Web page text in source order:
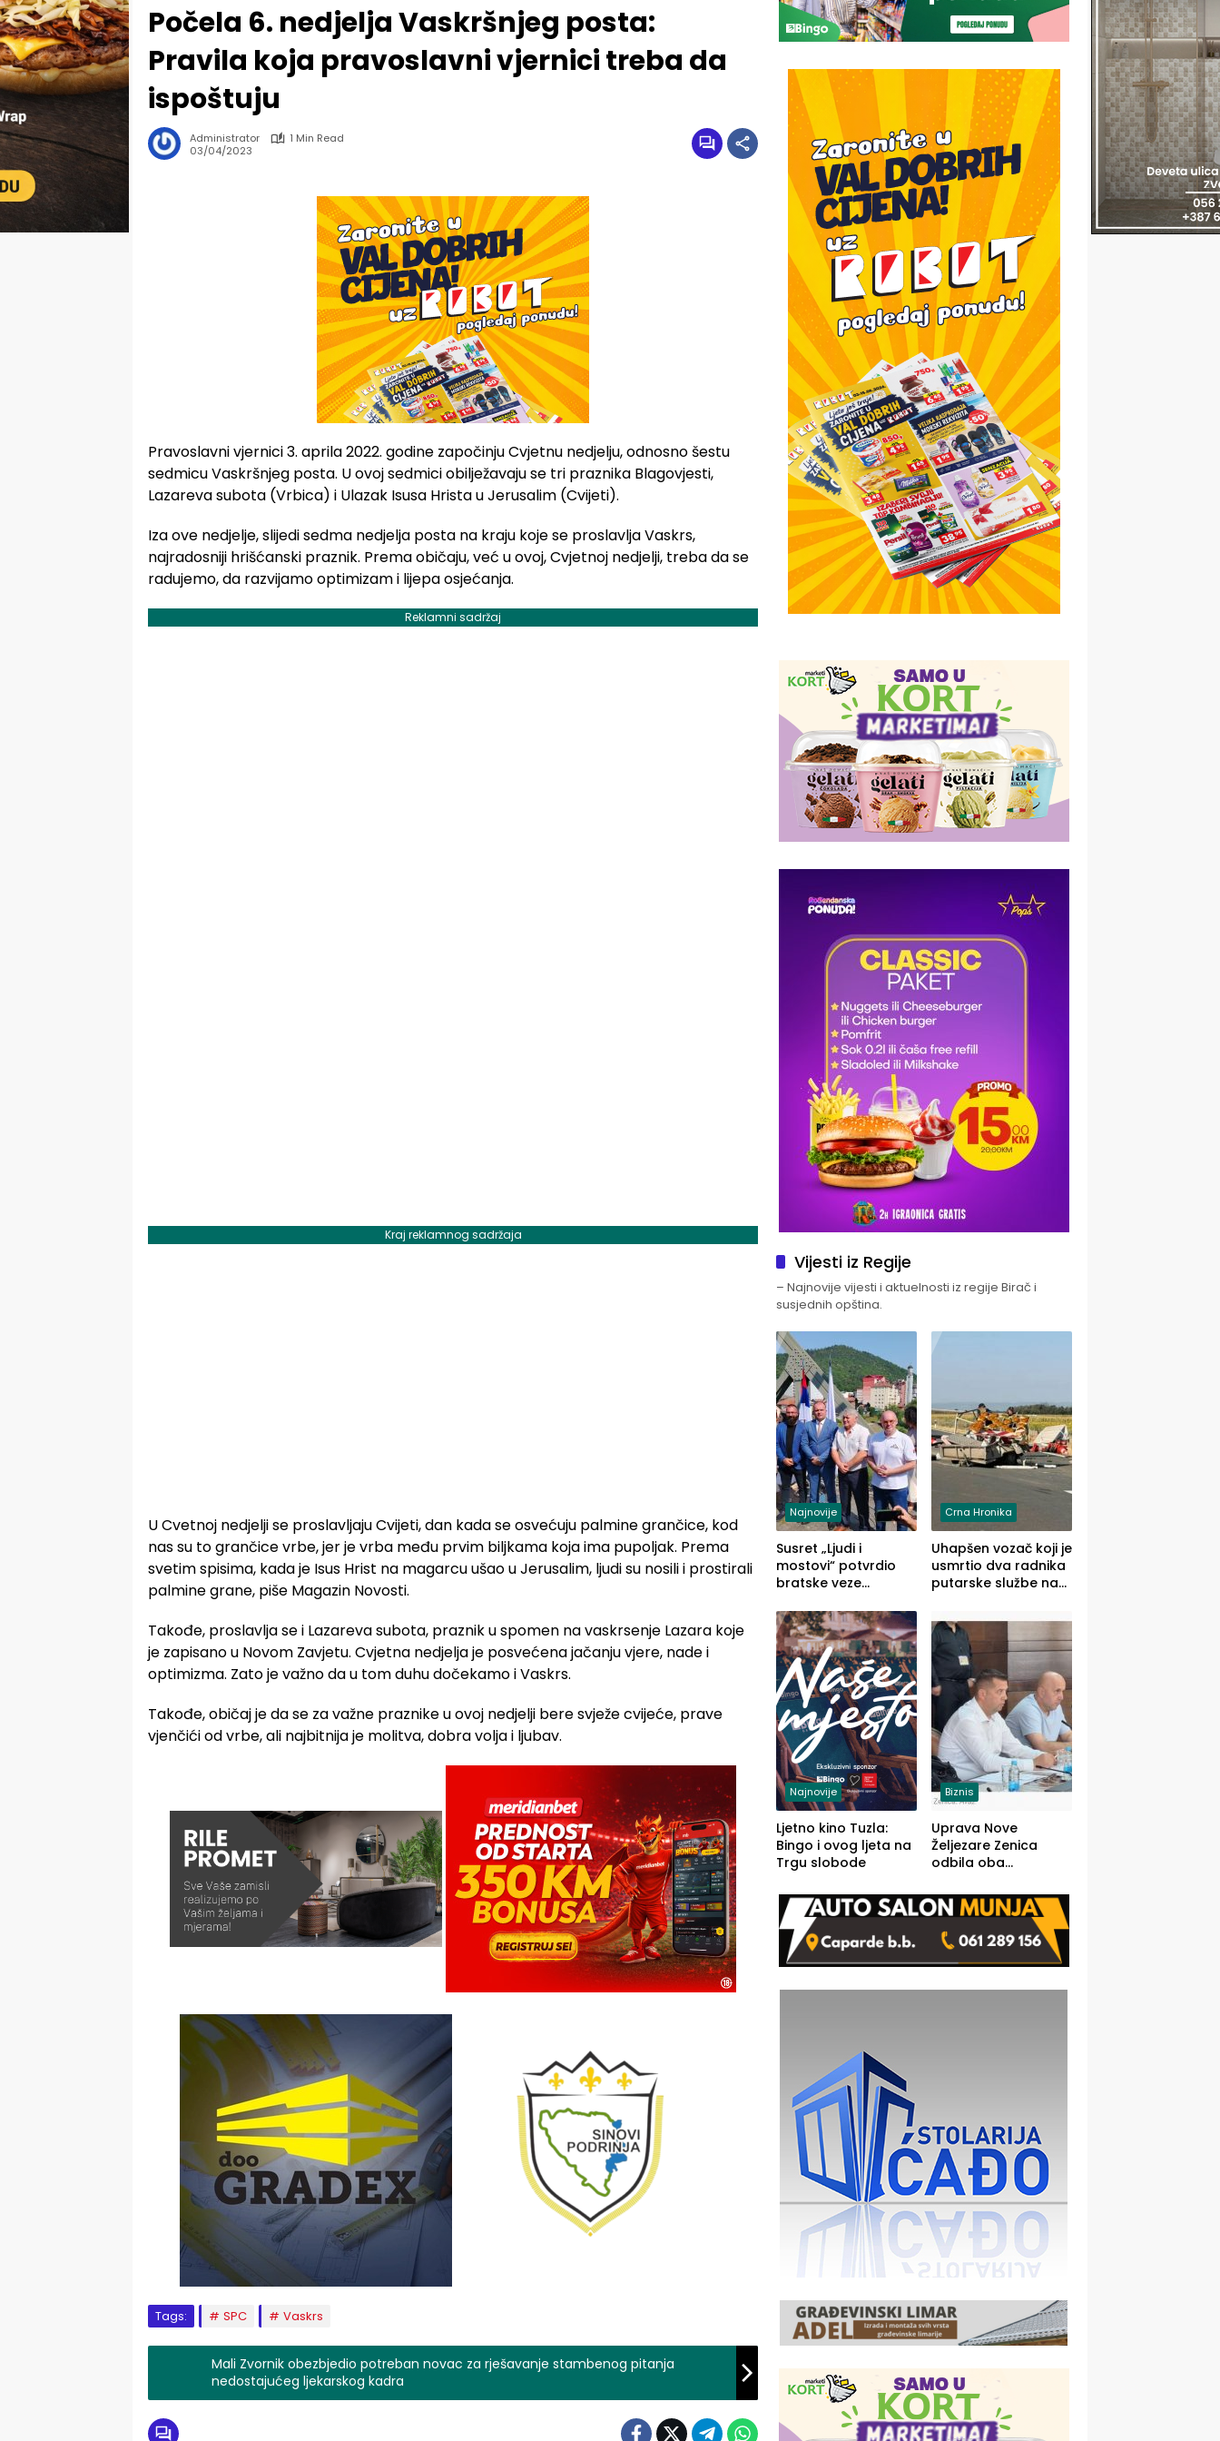
Počela 6. nedjelja Vaskršnjeg posta:
Pravila koja pravoslavni vjernici treba da
ispoštuju
Administrator
1 Min Read
03/04/2023
Pravoslavni vjernici 3. aprila 2022. godine započinju Cvjetnu nedjelju, odnosno šestu
sedmicu Vaskršnjeg posta. U ovoj sedmici obilježavaju se tri praznika Blagovjesti,
Lazareva subota (Vrbica) i Ulazak Isusa Hrista u Jerusalim (Cvijeti).
Iza ove nedjelje, slijedi sedma nedjelja posta na kraju koje se proslavlja Vaskrs,
najradosniji hrišćanski praznik. Prema običaju, već u ovoj, Cvjetnoj nedjelji, treba da se
radujemo, da razvijamo optimizam i lijepa osjećanja.
Reklamni sadržaj
Kraj reklamnog sadržaja
U Cvetnoj nedjelji se proslavljaju Cvijeti, dan kada se osvećuju palmine grančice, kod
nas su to grančice vrbe, jer je vrba među prvim biljkama koja ima pupoljak. Prema
svetim spisima, kada je Isus Hrist na magarcu ušao u Jerusalim, ljudi su nosili i prostirali
palmine grane, piše Magazin Novosti.
Takođe, proslavlja se i Lazareva subota, praznik u spomen na vaskrsenje Lazara koje
je zapisano u Novom Zavjetu. Cvjetna nedjelja je posvećena jačanju vjere, nade i
optimizma. Zato je važno da u tom duhu dočekamo i Vaskrs.
Takođe, običaj je da se za važne praznike u ovoj nedjelji bere svježe cvijeće, prave
vjenčići od vrbe, ali najbitnija je molitva, dobra volja i ljubav.
Tags: SPC Vaskrs
Mali Zvornik obezbjedio potreban novac za rješavanje stambenog pitanja
nedostajućeg ljekarskog kadra
Vijesti iz Regije
– Najnovije vijesti i aktuelnosti iz regije Birač i
susjednih opština.
Najnovije
Susret „Ljudi i
mostovi“ potvrdio
bratske veze
Zvornika
Crna Hronika
Uhapšen vozač koji je
usmrtio dva radnika
putarske službe na
prema Šapcu
(FOTO)
Najnovije
Ljetno kino Tuzla:
Bingo i ovog ljeta na
Trgu slobode
Biznis
Uprava Nove
Željezare Zenica
odbila oba
FBiH: Ustrajni da je
stečaj jedino rješenje